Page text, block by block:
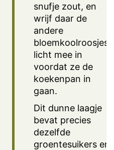
snufje zout, en
wrijf daar de
andere
bloemkoolroosjes
licht mee in
voordat ze de
koekenpan in
gaan.
Dit dunne laagje
bevat precies
dezelfde
groentesuikers en